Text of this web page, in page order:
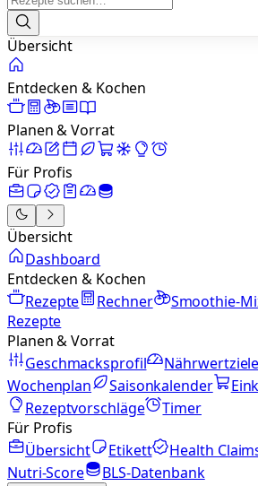
Übersicht
Entdecken & Kochen
Planen & Vorrat
Für Profis
Übersicht
Dashboard
Entdecken & Kochen
Rezepte
Rechner Smoothie-
Rezepte
Planen & Vorrat
Geschmacksprofil
Nährwertziele
Wochenplan
Saisonkalender
Rezeptvorschläge
Timer
Für Profis
Übersicht
Etikett Health
Nutri-Score
BLS-Datenbank